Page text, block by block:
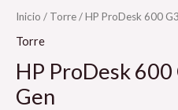
Inicio / Torre/ HP ProDesk 600
Torre
HP ProDesk
Gen